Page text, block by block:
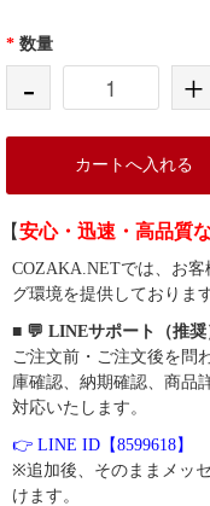
* 数量
- +
カートへ入れる
【安心・迅速・高品質
COZAKA.NETでは、お
グ環境を提供しております
■ 💬 LINEサポート（推奨
ご注文前・ご注文後を問
庫確認、納期確認、商品
対応いたします。
👉 LINE ID【8599618】
※追加後、そのままメッ
けます。